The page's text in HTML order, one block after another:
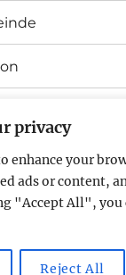
privacy
enhance your
ads or content,
"Accept All", you
Reject All